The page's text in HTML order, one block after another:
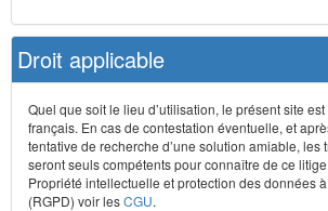
Droit applicable
Quel que soit le lieu d’utilisation, le présent site
français. En cas de contestation éventuelle, et
tentative de recherche d’une solution amiable, les
seront seuls compétents pour connaître de ce litige.
Propriété intellectuelle et protection des données
(RGPD) voir lesCGU.